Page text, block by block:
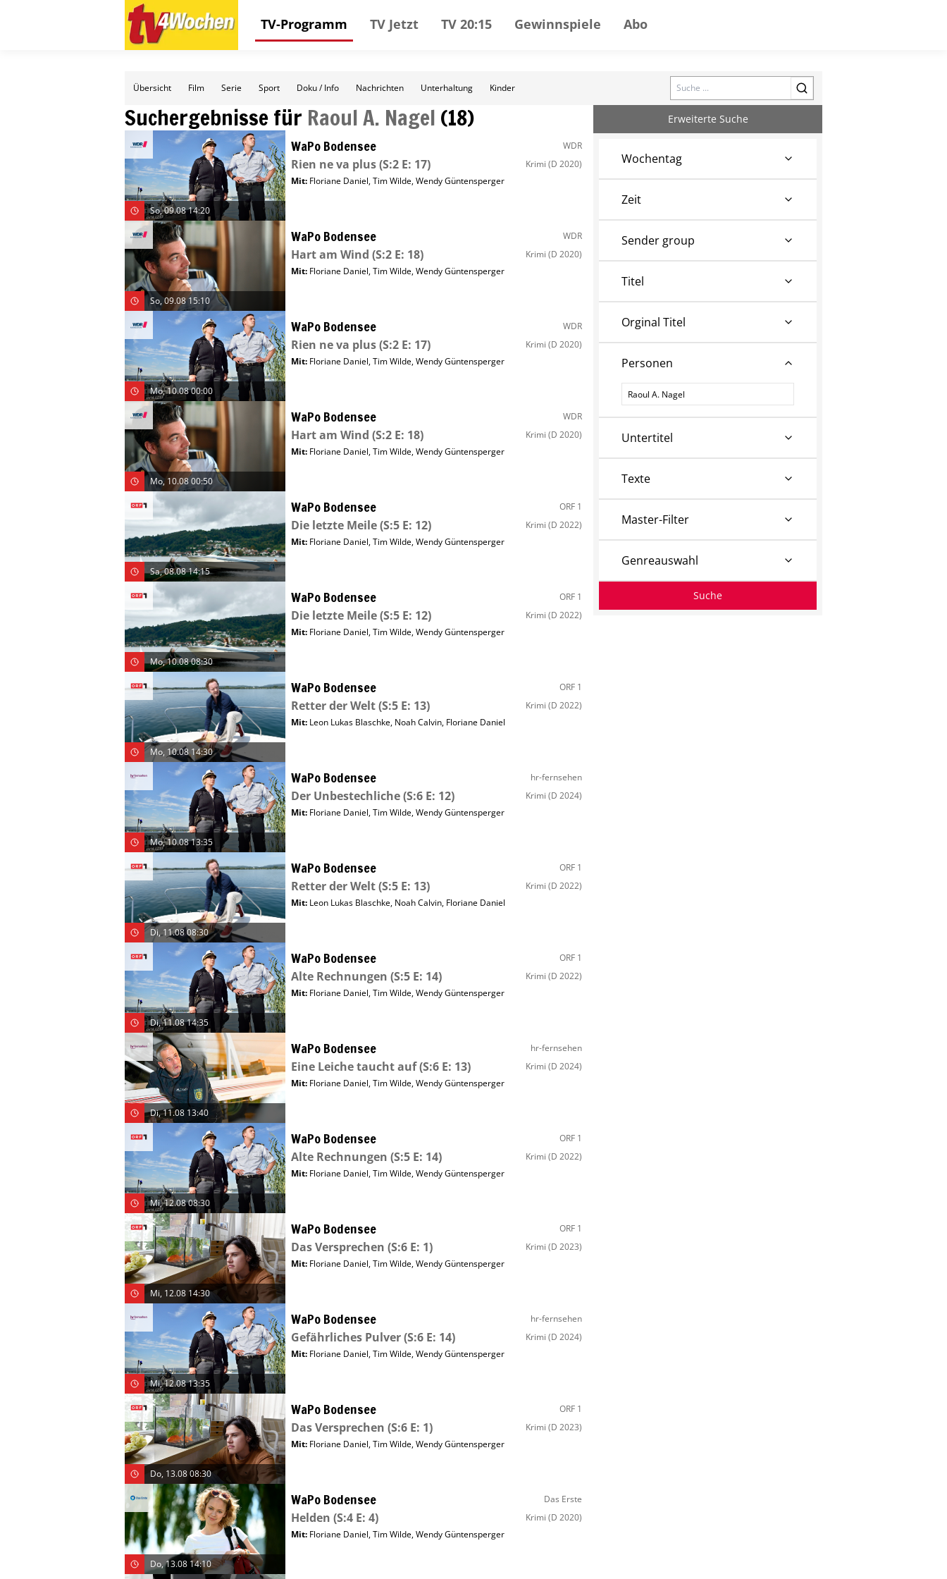
TV-Programm TV Jetzt TV 20:15 Gewinnspiele Abo
Übersicht Film Serie Sport Doku / Info Nachrichten Unterhaltung Kinder Search
Suchergebnisse für Raoul A. Nagel (18)
So, 09.08 14:20
WaPo Bodensee WDR
Rien ne va plus(S:2 E: 17) Krimi (D 2020)
Mit: Floriane Daniel,Tim Wilde,Wendy Güntensperger
So, 09.08 15:10
WaPo Bodensee WDR
Hart am Wind (S:2 E: 18) Krimi (D 2020)
Mit: Floriane Daniel,Tim Wilde,Wendy Güntensperger
Mo, 10.08 00:00
WaPo Bodensee WDR
Rien ne va plus(S:2 E: 17) Krimi (D 2020)
Mit: Floriane Daniel,Tim Wilde,Wendy Güntensperger
Mo, 10.08 00:50
WaPo Bodensee WDR
Hart am Wind (S:2 E: 18) Krimi (D 2020)
Mit: Floriane Daniel,Tim Wilde,Wendy Güntensperger
Sa, 08.08 14:15
WaPo Bodensee ORF 1
Die letzte Meile(S:5 E: 12) Krimi (D 2022)
Mit: Floriane Daniel,Tim Wilde,Wendy Güntensperger
Mo, 10.08 08:30
WaPo Bodensee ORF 1
Die letzte Meile(S:5 E: 12) Krimi (D 2022)
Mit: Floriane Daniel,Tim Wilde,Wendy Güntensperger
Mo, 10.08 14:30
WaPo Bodensee ORF 1
Retter der Welt(S:5 E: 13) Krimi (D 2022)
Mit: Leon Lukas Blaschke, Noah Calvin, Floriane Daniel
Mo, 10.08 13:35
WaPo Bodensee hr-fernsehen
Der Unbestechliche(S:6 E: 12) Krimi (D 2024)
Mit: Floriane Daniel,Tim Wilde,Wendy Güntensperger
Di, 11.08 08:30
WaPo Bodensee ORF 1
Retter der Welt(S:5 E: 13) Krimi (D 2022)
Mit: Leon Lukas Blaschke, Noah Calvin, Floriane Daniel
Di, 11.08 14:35
WaPo Bodensee ORF 1
Alte Rechnungen (S:5 E: 14) Krimi (D 2022)
Mit: Floriane Daniel,Tim Wilde,Wendy Güntensperger
Di, 11.08 13:40
WaPo Bodensee hr-fernsehen
Eine Leiche taucht auf(S:6 E: 13) Krimi (D 2024)
Mit: Floriane Daniel,Tim Wilde,Wendy Güntensperger
Mi, 12.08 08:30
WaPo Bodensee ORF 1
Alte Rechnungen (S:5 E: 14) Krimi (D 2022)
Mit: Floriane Daniel,Tim Wilde,Wendy Güntensperger
Mi, 12.08 14:30
WaPo Bodensee ORF 1
Das Versprechen (S:6 E: 1) Krimi (D 2023)
Mit: Floriane Daniel,Tim Wilde,Wendy Güntensperger
Mi, 12.08 13:35
WaPo Bodensee hr-fernsehen
Gefährliches Pulver(S:6 E: 14) Krimi (D 2024)
Mit: Floriane Daniel,Tim Wilde,Wendy Güntensperger
Do, 13.08 08:30
WaPo Bodensee ORF 1
Das Versprechen (S:6 E: 1) Krimi (D 2023)
Mit: Floriane Daniel,Tim Wilde,Wendy Güntensperger
Do, 13.08 14:10
WaPo Bodensee Das Erste
Helden (S:4 E: 4) Krimi (D 2020)
Mit: Floriane Daniel,Tim Wilde,Wendy Güntensperger
Erweiterte Suche
Wochentag
Zeit
Sender group
Titel
Orginal Titel
Personen
Personen
Untertitel
Texte
Master-Filter
Genreauswahl
Suche